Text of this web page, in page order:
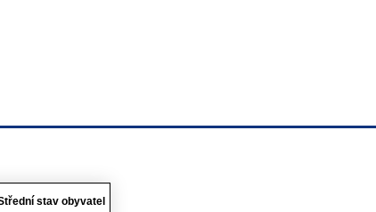
stav obyvatel